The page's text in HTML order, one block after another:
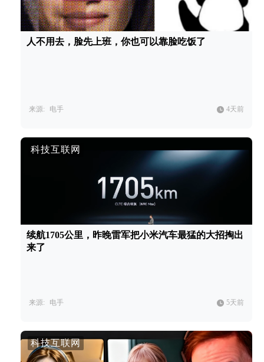
人不用去，脸先上班，你也可以靠脸吃饭了
来源: 电手 4天前
科技互联网
续航1705公里，昨晚雷军把小米汽车最猛的大招掏出
来了
来源: 电手 5天前
科技互联网